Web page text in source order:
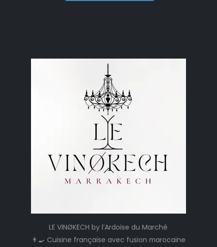
LE VINØKECH by l’Ardoise du Marché
👨‍🍳 Cuisine française avec fusion marocaine